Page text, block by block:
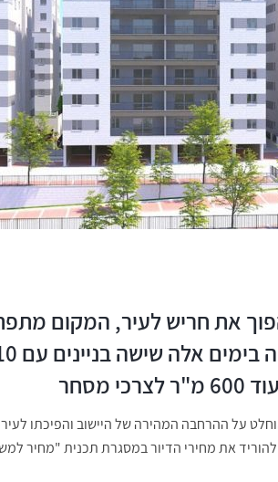
את חריש לעיר, המקום
על ההרחבה המהירה של היישוב והפיכתו
את מחירי הדיור במסגרת תכנית "מחיר